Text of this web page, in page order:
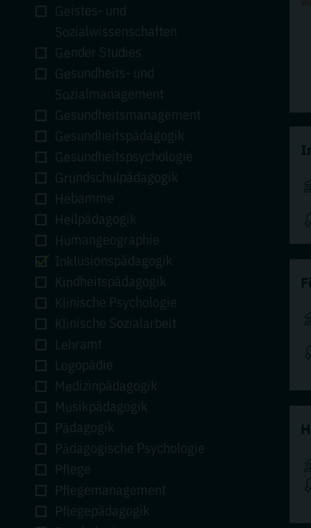
Geistes- und
Sozialwissenschaften
Gender Studies
Gesundheits- und
Sozialmanagement
Gesundheitsmanagement
Gesundheitspädagogik
Gesundheitspsychologie
Grundschulpädagogik
Hebamme
Heilpädagogik
Humangeographie
Inklusionspädagogik
Kindheitspädagogik
Klinische Psychologie
Klinische Sozialarbeit
Lehramt
Logopädie
Medizinpädagogik
Musikpädagogik
Pädagogik
Pädagogische Psychologie
Pflege
Pflegemanagement
Pflegepädagogik